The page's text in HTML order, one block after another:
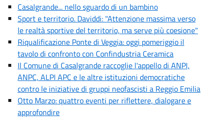
Casalgrande... nello sguardo di un bambino
Sport e territorio. Daviddi: "Attenzione massima verso
le realtà sportive del territorio, ma serve più coesione"
Riqualificazione Ponte di Veggia: oggi pomeriggio il
tavolo di confronto con Confindustria Ceramica
Il Comune di Casalgrande raccoglie l'appello di ANPI,
ANPC, ALPI APC e le altre istituzioni democratiche
contro le iniziative di gruppi neofascisti a Reggio Emilia
Otto Marzo: quattro eventi per riflettere, dialogare e
approfondire